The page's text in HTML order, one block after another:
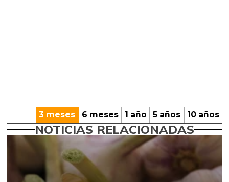
3 meses 6 meses 1 año 5 años 10 años
NOTICIAS RELACIONADAS